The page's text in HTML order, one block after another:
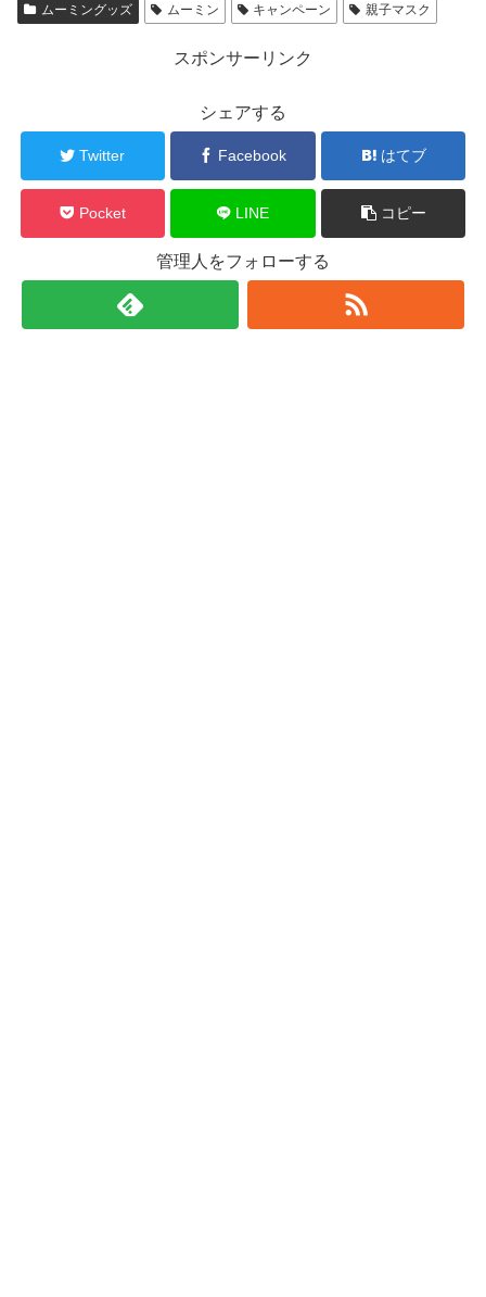
ムーミングッズ ムーミン キャンペーン 親子マスク
スポンサーリンク
シェアする
Twitter Facebook はてブ
Pocket LINE コピー
管理人をフォローする